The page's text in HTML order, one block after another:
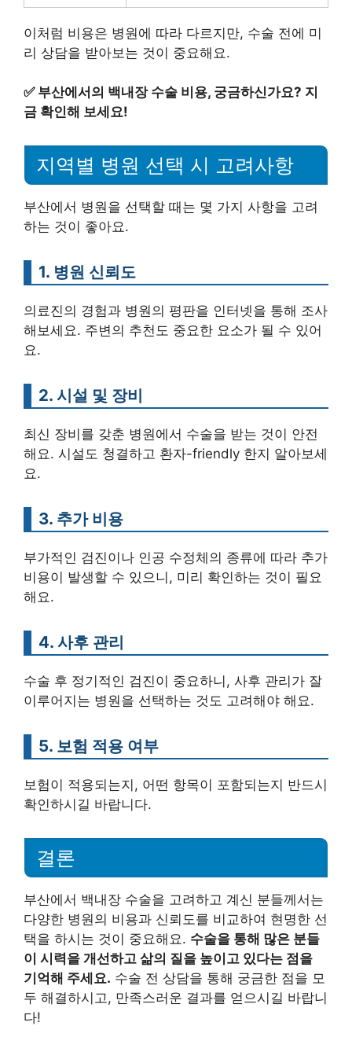
이처럼 비용은 병원에 따라 다르지만, 수술 전에 미
리 상담을 받아보는 것이 중요해요.
✅ 부산에서의 백내장 수술 비용, 궁금하신가요? 지
금 확인해 보세요!
지역별 병원 선택 시 고려사항
부산에서 병원을 선택할 때는 몇 가지 사항을 고려
하는 것이 좋아요.
1. 병원 신뢰도
의료진의 경험과 병원의 평판을 인터넷을 통해 조사
해보세요. 주변의 추천도 중요한 요소가 될 수 있어
요.
2. 시설 및 장비
최신 장비를 갖춘 병원에서 수술을 받는 것이 안전
해요. 시설도 청결하고 환자-friendly 한지 알아보세
요.
3. 추가 비용
부가적인 검진이나 인공 수정체의 종류에 따라 추가
비용이 발생할 수 있으니, 미리 확인하는 것이 필요
해요.
4. 사후 관리
수술 후 정기적인 검진이 중요하니, 사후 관리가 잘
이루어지는 병원을 선택하는 것도 고려해야 해요.
5. 보험 적용 여부
보험이 적용되는지, 어떤 항목이 포함되는지 반드시
확인하시길 바랍니다.
결론
부산에서 백내장 수술을 고려하고 계신 분들께서는
다양한 병원의 비용과 신뢰도를 비교하여 현명한 선
택을 하시는 것이 중요해요. 수술을 통해 많은 분들
이 시력을 개선하고 삶의 질을 높이고 있다는 점을
기억해 주세요. 수술 전 상담을 통해 궁금한 점을 모
두 해결하시고, 만족스러운 결과를 얻으시길 바랍니
다!